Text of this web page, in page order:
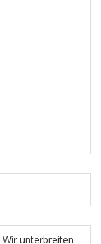
unterbreiten